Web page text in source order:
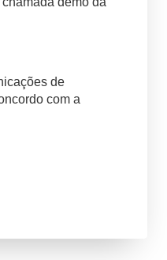
de
com a